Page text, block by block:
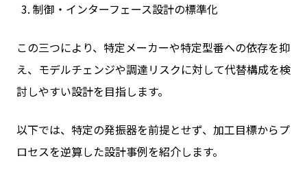
制御・インターフェース設計の標準化
この三つにより、特定メーカーや特定型番への依存を抑
え、モデルチェンジや調達リスクに対して代替構成を検
討しやすい設計を目指します。
以下では、特定の発振器を前提とせず、加工目標からプ
ロセスを逆算した設計事例を紹介します。